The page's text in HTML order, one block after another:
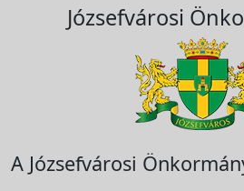
Józsefvárosi
A Józsefvárosi